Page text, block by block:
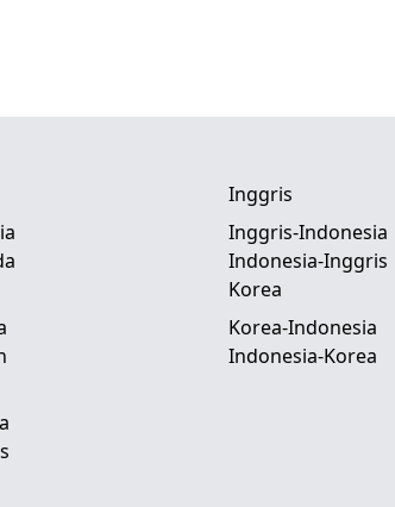
Inggris
Inggris-Indonesia
Indonesia-Inggris
Korea
Korea-Indonesia
Indonesia-Korea